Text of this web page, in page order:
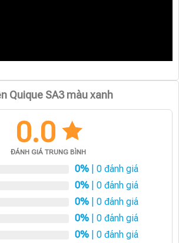
Quique SA3 màu xanh
0.0
ĐÁNH GIÁ TRUNG BÌNH
0% | 0 đánh giá
0% | 0 đánh giá
0% | 0 đánh giá
0% | 0 đánh giá
0% | 0 đánh giá